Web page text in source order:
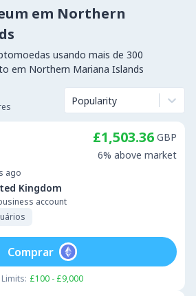
em Northern
usando mais de 300
em Northern Mariana Islands
Popularity
ago
Kingdom
account
£1,503.36 GBP
6% above market
Limits: £100 - £9,000
Comprar